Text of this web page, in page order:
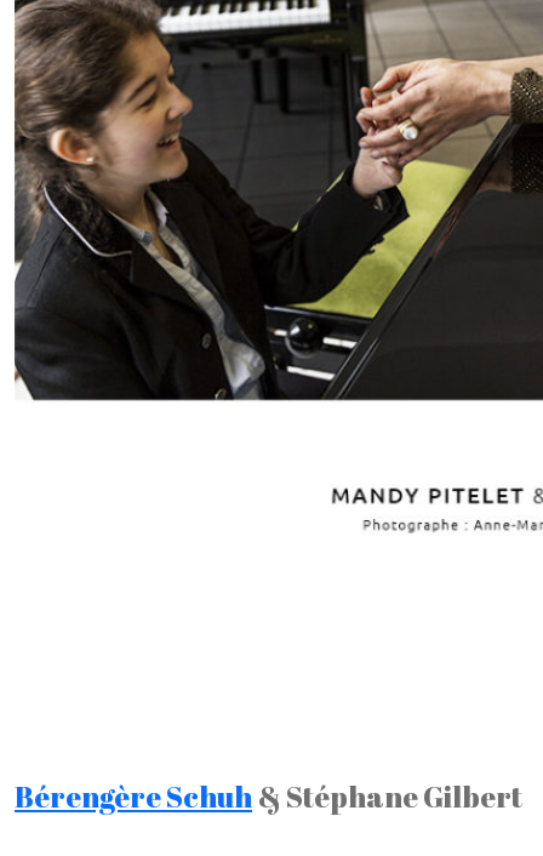
Bérengère Schuh& Stéphane Gilbert